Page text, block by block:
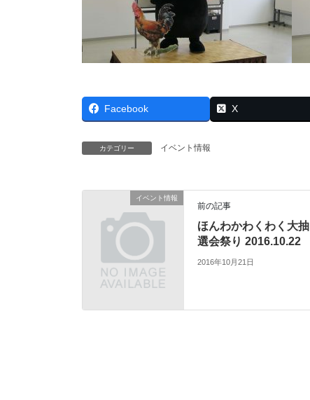
Facebook X
カテゴリー イベント情報
イベント情報
前の記事
ほんわかわくわく大抽
選会祭り 2016.10.22
2016年10月21日